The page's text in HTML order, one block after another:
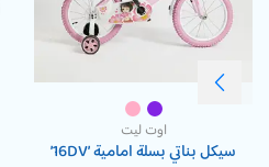
اوت ليت
سيكل بناتي بسلة امامية ’16DV’